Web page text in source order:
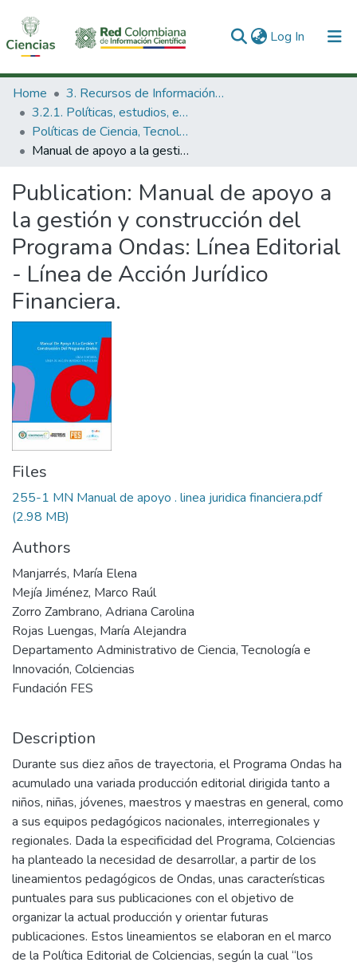
Log In (current)
Communities & Collections
All of DSpace
Statistics
Home
3. Recursos de Información Científica y Tecnológica
3.2.1. Políticas, estudios, evaluaciones e indicadores de CTeI
Políticas de Ciencia, Tecnología e Innovación
Manual de apoyo a la gestión y construcción del Programa Ondas: Línea Editorial - Línea de Acción Jurídico Financiera.
Publication: Manual de apoyo a
la gestión y construcción del
Programa Ondas: Línea Editorial
- Línea de Acción Jurídico
Financiera.
Files
255-1 MN Manual de apoyo . linea juridica financiera.pdf
(2.98 MB)
Authors
Manjarrés, María Elena
Mejía Jiménez, Marco Raúl
Zorro Zambrano, Adriana Carolina
Rojas Luengas, María Alejandra
Departamento Administrativo de Ciencia, Tecnología e
Innovación, Colciencias
Fundación FES
Description
Durante sus diez años de trayectoria, el Programa Ondas ha
acumulado una variada producción editorial dirigida tanto a
niños, niñas, jóvenes, maestros y maestras en general, como
a sus equipos pedagógicos nacionales, interregionales y
regionales. Dada la especificidad del Programa, Colciencias
ha planteado la necesidad de desarrollar, a partir de los
lineamientos pedagógicos de Ondas, unas características
puntuales para sus publicaciones con el objetivo de
organizar la actual producción y orientar futuras
publicaciones. Estos lineamientos se elaboran en el marco
de la Política Editorial de Colciencias, según la cual “los